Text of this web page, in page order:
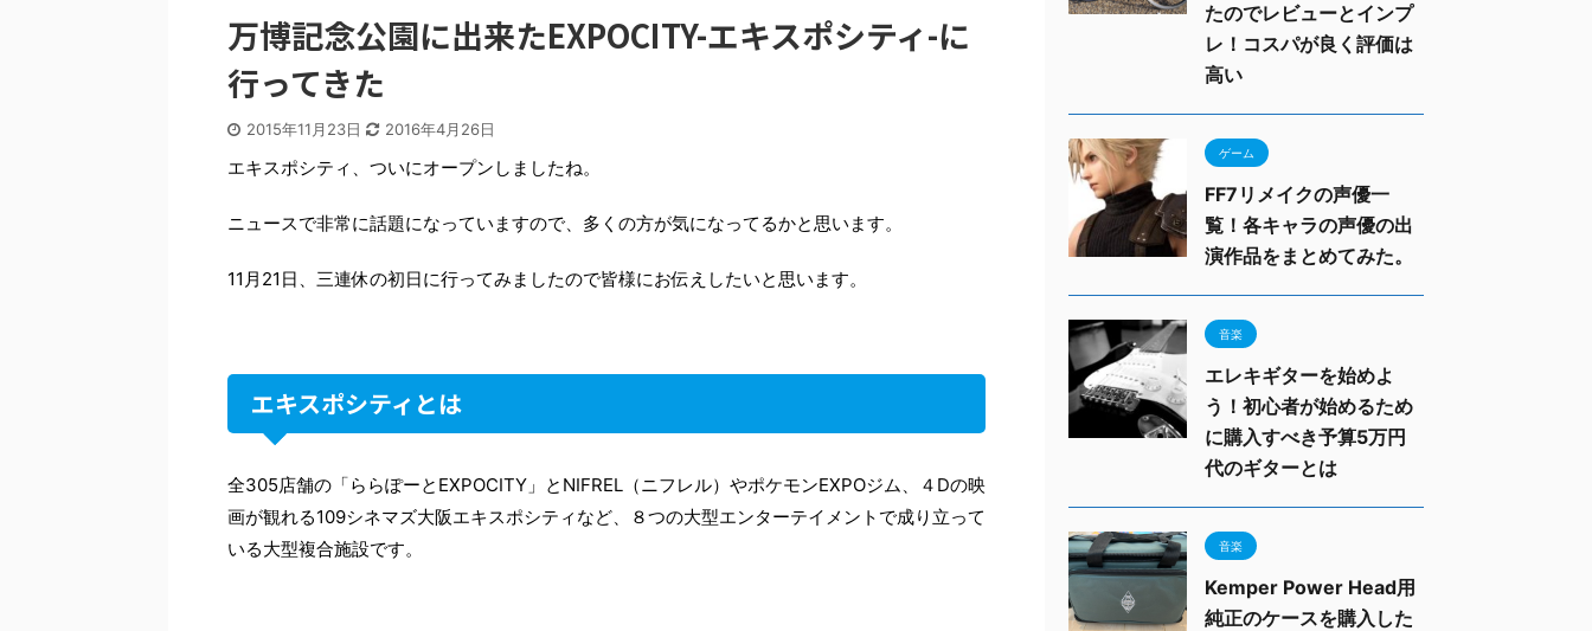
万博記念公園に出来たEXPOCITY-エキスポシティ-に
行ってきた
2015年11月23日 2016年4月26日
エキスポシティ、ついにオープンしましたね。
ニュースで非常に話題になっていますので、多くの方が気になってるかと思います。
11月21日、三連休の初日に行ってみましたので皆様にお伝えしたいと思います。
エキスポシティとは
全305店舗の「ららぽーとEXPOCITY」とNIFREL（ニフレル）やポケモンEXPOジム、４Dの映
画が観れる109シネマズ大阪エキスポシティなど、８つの大型エンターテイメントで成り立って
いる大型複合施設です。
たのでレビューとインプ
レ！コスパが良く評価は
高い
ゲーム
FF7リメイクの声優一
覧！各キャラの声優の出
演作品をまとめてみた。
音楽
エレキギターを始めよ
う！初心者が始めるため
に購入すべき予算5万円
代のギターとは
音楽
Kemper Power Head用
純正のケースを購入した